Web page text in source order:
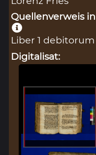
Quellenverweis
Liber 1
Digitalisat: